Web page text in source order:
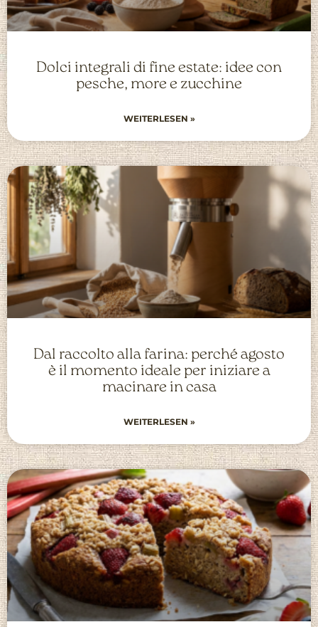
Dolci integrali di fine estate: idee con
pesche, more e zucchine
WEITERLESEN »
Dal raccolto alla farina: perché agosto
è il momento ideale per iniziare a
macinare in casa
WEITERLESEN »